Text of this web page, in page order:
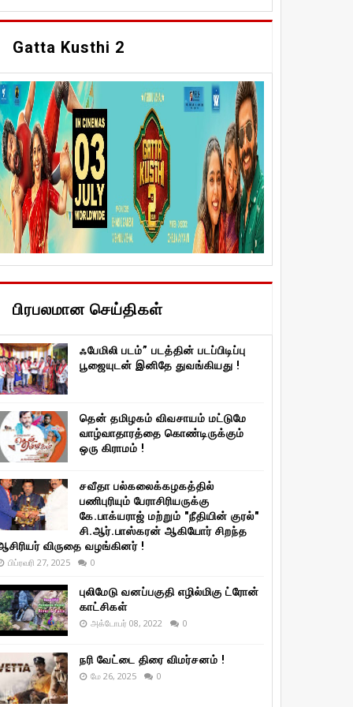
Gatta Kusthi 2
பிரபலமான செய்திகள்
ஃபேமிலி படம்” படத்தின் படப்பிடிப்பு
பூஜையுடன் இனிதே துவங்கியது !
தென் தமிழகம் விவசாயம் மட்டுமே
வாழ்வாதாரத்தை கொண்டிருக்கும்
ஒரு கிராமம் !
சவீதா பல்கலைக்கழகத்தில்
பணிபுரியும் பேராசிரியருக்கு
கே.பாக்யராஜ் மற்றும் "நீதியின் குரல்"
சி.ஆர்.பாஸ்கரன் ஆகியோர் சிறந்த
விருதை வழங்கினர் !
பிப்ரவரி 27, 2025 0
புலிமேடு வனப்பகுதி எழில்மிகு ட்ரோன்
காட்சிகள்
அக்டோபர் 08, 2022 0
நரி வேட்டை திரை விமர்சனம் !
மே 26, 2025 0